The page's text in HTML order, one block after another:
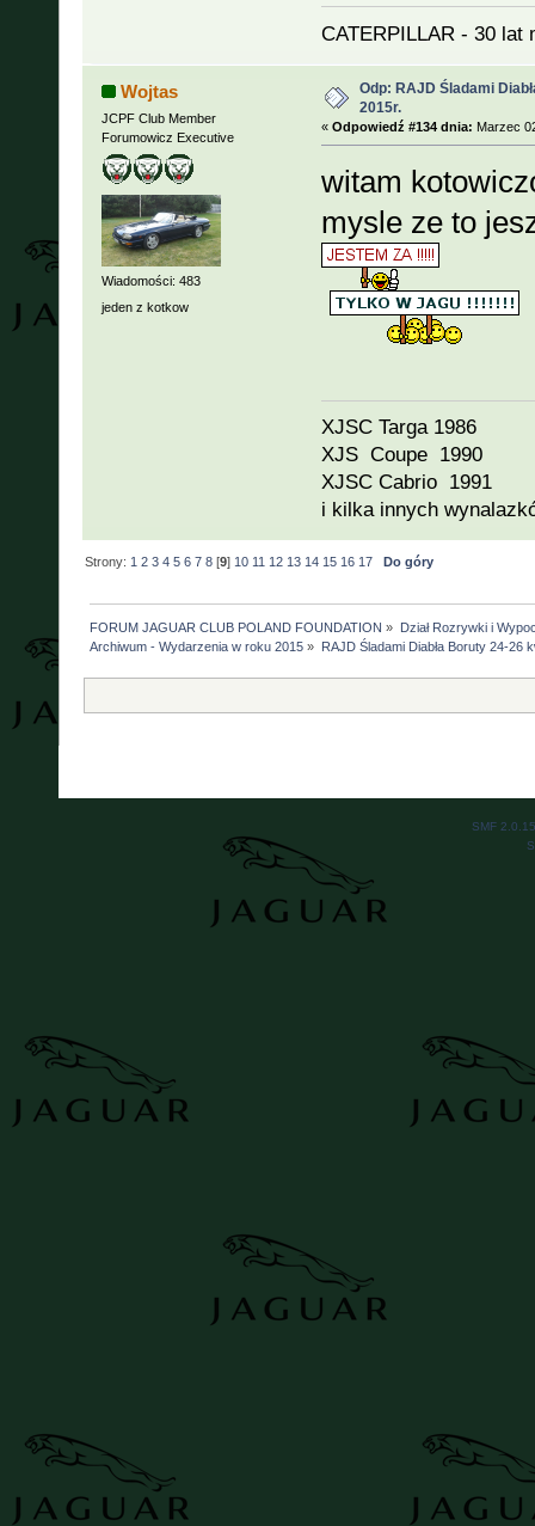
CATERPILLAR - 30 lat
Wojtas
JCPF Club Member
Forumowicz Executive
Wiadomości: 483
jeden z kotkow
Odp: RAJD Śladami
2015r.
« Odpowiedź #134 dnia: Marzec
witam
mysle ze to
XJSC Targa 1986
XJS Coupe 1990
XJSC Cabrio 1991
i kilka innych
Strony: 1 2 3 4 5 6 7 8 [9] 10 11 12 13 14 15 16 17 Do góry
FORUM JAGUAR CLUB POLAND FOUNDATION » Dział Rozrywki i
Archiwum - Wydarzenia w roku 2015 » RAJD Śladami Diabła Boruty 24-26
SMF 2.0.15